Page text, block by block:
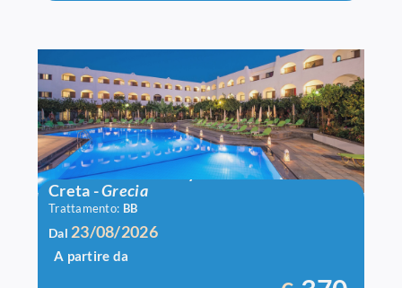
Hotel Malia Holidays
Creta -Grecia
Trattamento: BB
Dal 23/08/2026
A partire da